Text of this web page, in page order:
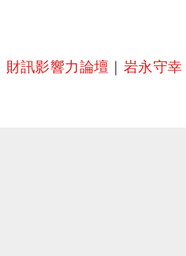
財訊影響力論壇 ｜ 岩永守幸